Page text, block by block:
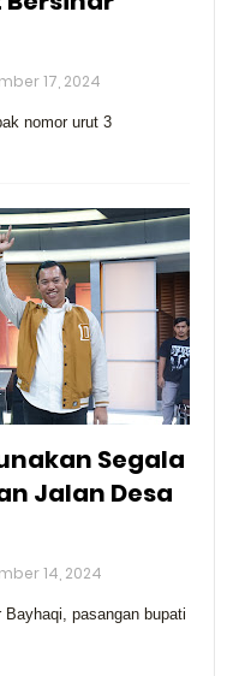
17, 2024
nomor urut 3
Segala
Jalan Desa
14, 2024
pasangan bupati